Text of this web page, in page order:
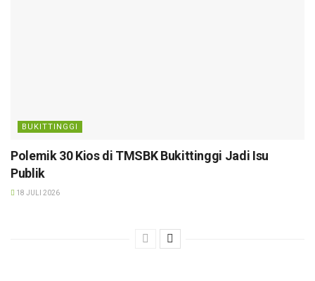
BUKITTINGGI
Polemik 30 Kios di TMSBK Bukittinggi Jadi Isu
Publik
18 JULI 2026